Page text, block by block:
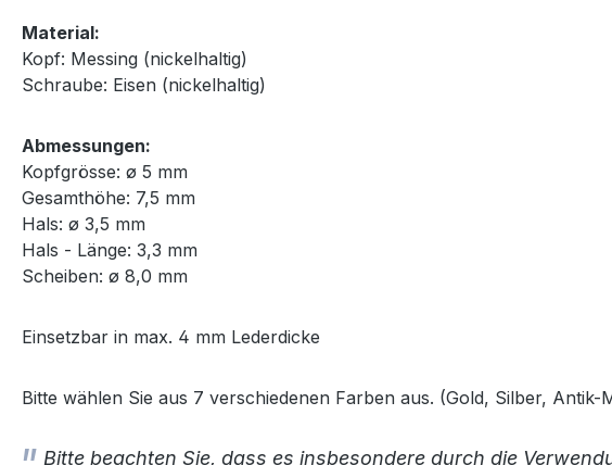
Material:
Kopf: Messing (nickelhaltig)
Schraube: Eisen (nickelhaltig)
Abmessungen:
Kopfgrösse: ø 5 mm
Gesamthöhe: 7,5 mm
Hals: ø 3,5 mm
Hals - Länge: 3,3 mm
Scheiben: ø 8,0 mm
Einsetzbar in max. 4 mm Lederdicke
Bitte wählen Sie aus 7 verschiedenen Farben aus. (Gold, Silber,
Bitte beachten Sie, dass es insbesondere durch die